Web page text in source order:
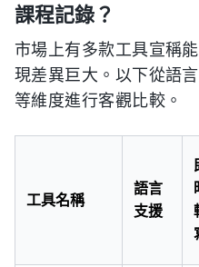
課程記錄？
市場上有多款工具宣稱
現差異巨大。以下從語
等維度進行客觀比較。
工具名稱
語言
支援